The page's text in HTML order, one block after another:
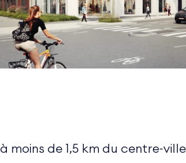
moins de 1,5 km du centre-